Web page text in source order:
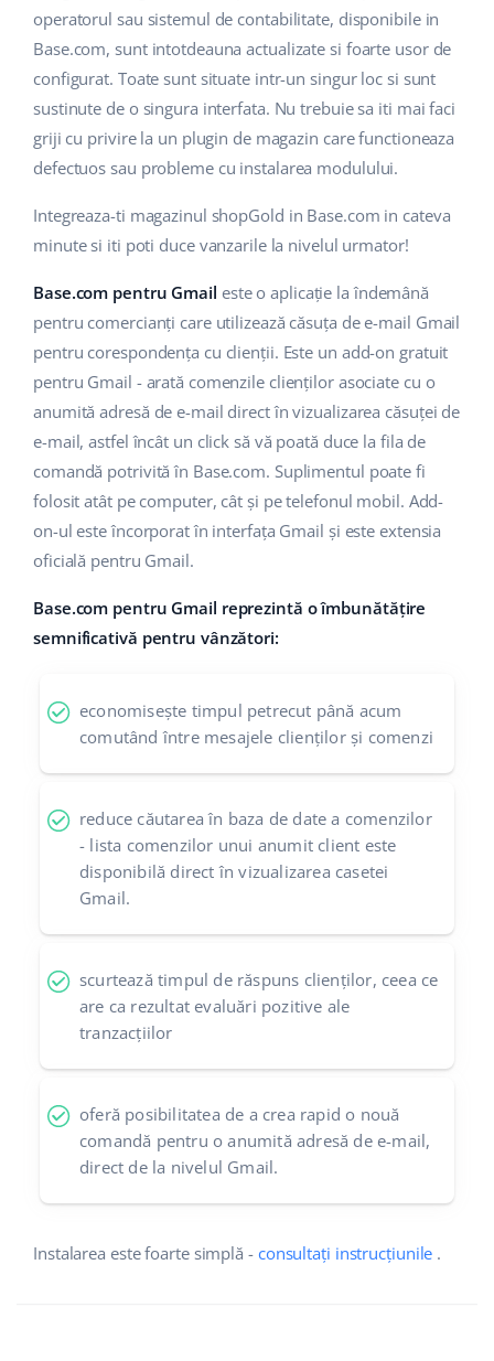
operatorul sau sistemul de contabilitate, disponibile in
Base.com, sunt intotdeauna actualizate si foarte usor de
configurat. Toate sunt situate intr-un singur loc si sunt
sustinute de o singura interfata. Nu trebuie sa iti mai faci
griji cu privire la un plugin de magazin care functioneaza
defectuos sau probleme cu instalarea modulului.
Integreaza-ti magazinul shopGold in Base.com in cateva
minute si iti poti duce vanzarile la nivelul urmator!
Base.com pentru Gmail este o aplicație la îndemână
pentru comercianți care utilizează căsuța de e-mail Gmail
pentru corespondența cu clienții. Este un add-on gratuit
pentru Gmail - arată comenzile clienților asociate cu o
anumită adresă de e-mail direct în vizualizarea căsuței de
e-mail, astfel încât un click să vă poată duce la fila de
comandă potrivită în Base.com. Suplimentul poate fi
folosit atât pe computer, cât și pe telefonul mobil. Add-
on-ul este încorporat în interfața Gmail și este extensia
oficială pentru Gmail.
Base.com pentru Gmail reprezintă o îmbunătățire
semnificativă pentru vânzători:
economisește timpul petrecut până acum
comutând între mesajele clienților și comenzi
reduce căutarea în baza de date a comenzilor
- lista comenzilor unui anumit client este
disponibilă direct în vizualizarea casetei
Gmail.
scurtează timpul de răspuns clienților, ceea ce
are ca rezultat evaluări pozitive ale
tranzacțiilor
oferă posibilitatea de a crea rapid o nouă
comandă pentru o anumită adresă de e-mail,
direct de la nivelul Gmail.
Instalarea este foarte simplă - consultați instrucțiunile .